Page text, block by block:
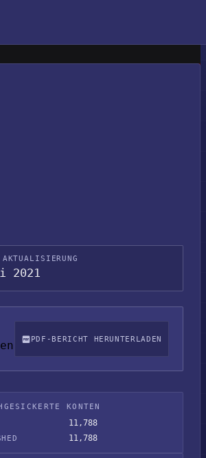
2021
PDF-BERICHT HERUNTERLADEN
KONTEN
11,788
11,788